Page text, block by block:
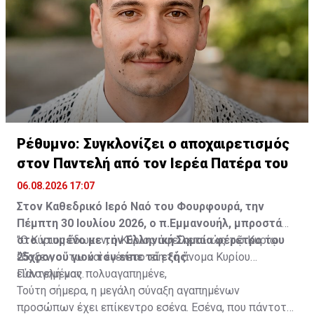
Διαβάστε επίσης: ΒΙΝΤΕΟ: Η στιγμή της δολοφονικής
επίθεσης με μολότοφ στη Marfin
ΦΩΤΟ: Τα ντοκουμέντα που ταυτοποίησαν τους τρεις
για τις δολοφονίες στη Marfin
Πηγή: ΑΠΕ-ΜΠΕ
Ρέθυμνο: Συγκλονίζει ο αποχαιρετισμός
στον Παντελή από τον Ιερέα Πατέρα του
06.08.2026 17:07
Στον Καθεδρικό Ιερό Ναό του Φουρφουρά, την
Πέμπτη 30 Ιουλίου 2026, ο π.Εμμανουήλ, μπροστά
στο ντυμένο με την Ελληνική Σημαία φέρετρο του
25χρονου γιού του είπε τα εξής:
"Ο Κύριος ἔδωκεν, ὁ Κύριος ἀφείλετο· ὡς τῷ Κυρίῳ
ἔδοξεν, οὕτω καὶ ἐγένετο· εἴη τὸ ὄνομα Κυρίου
εὐλογημένον.
Παντελή μας πολυαγαπημένε,
Τούτη σήμερα, η μεγάλη σύναξη αγαπημένων
προσώπων έχει επίκεντρο εσένα. Εσένα, που πάντοτε